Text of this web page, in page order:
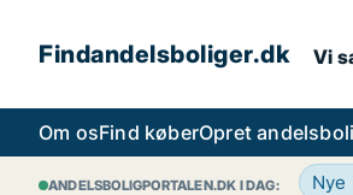
Findandelsboliger.dk Vi
Om osFind køberOpret
ANDELSBOLIGPORTALEN.DK I DAG: Nye